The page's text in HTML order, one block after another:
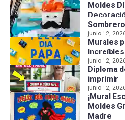
Moldes
Sombrero
junio 12, 2026
Murales
junio 12, 2026
Diploma
imprimir
junio 12, 2026
¡Mural
Moldes
Madre